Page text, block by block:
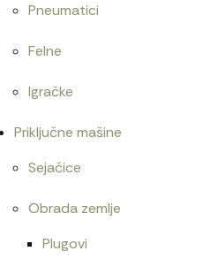
Pneumatici
Felne
Igračke
Priključne mašine
Sejačice
Obrada zemlje
Plugovi